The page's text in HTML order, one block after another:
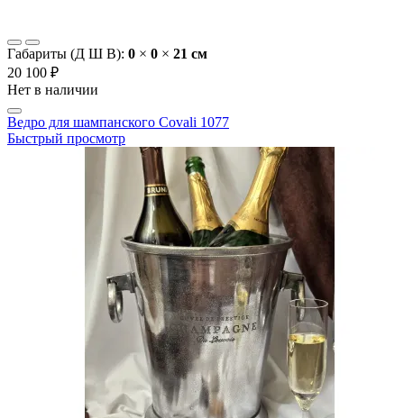
Габариты (Д Ш В): 0 × 0 × 21 cм
20 100 ₽
Нет в наличии
Ведро для шампанского Covali 1077
Быстрый просмотр